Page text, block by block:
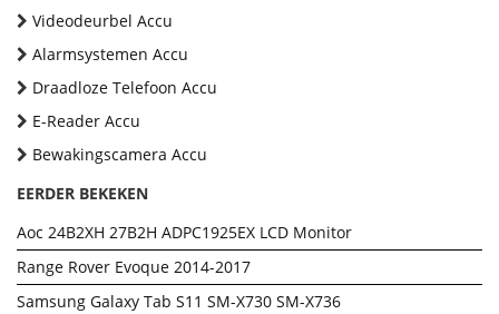
Videodeurbel Accu
Alarmsystemen Accu
Draadloze Telefoon Accu
E-Reader Accu
Bewakingscamera Accu
EERDER BEKEKEN
Aoc 24B2XH 27B2H ADPC1925EX LCD Monitor
Range Rover Evoque 2014-2017
Samsung Galaxy Tab S11 SM-X730 SM-X736